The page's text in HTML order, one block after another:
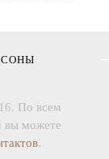
По всем
вы можете
.